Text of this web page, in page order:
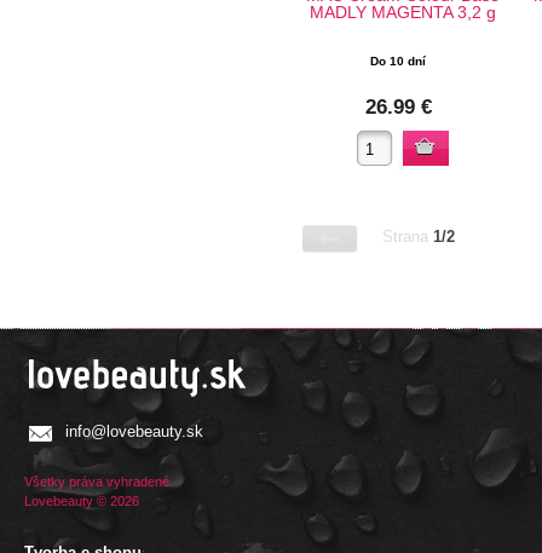
MADLY MAGENTA 3,2 g
Do 10 dní
26.99 €
Strana 1/2
info@lovebeauty.sk
Všetky práva vyhradené.
Lovebeauty © 2026